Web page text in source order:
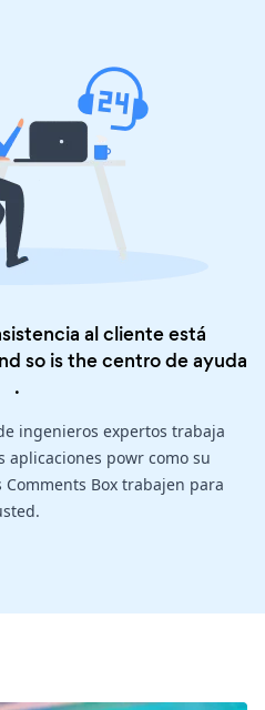
al cliente está
so is thecentro de ayuda
.
ingenieros expertos trabaja
aplicaciones powr como su
Box trabajen para